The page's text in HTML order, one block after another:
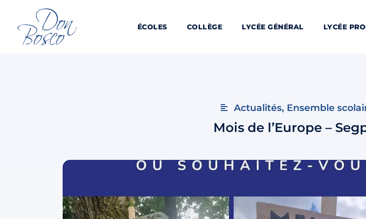
ÉCOLES COLLÈGE LYCÉE GÉNÉRAL LYCÉE
Actualités, Ensemble
Mois de l’Europe –